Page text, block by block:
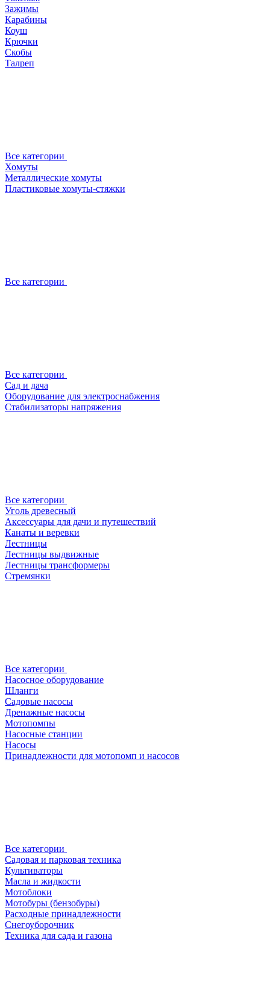
Зажимы
Карабины
Коуш
Крючки
Скобы
Талреп
Все категории
Хомуты
Металлические хомуты
Пластиковые хомуты-стяжки
Все категории
Все категории
Сад и дача
Оборудование для электроснабжения
Стабилизаторы напряжения
Все категории
Уголь древесный
Аксессуары для дачи и путешествий
Канаты и веревки
Лестницы
Лестницы выдвижные
Лестницы трансформеры
Стремянки
Все категории
Насосное оборудование
Шланги
Садовые насосы
Дренажные насосы
Мотопомпы
Насосные станции
Насосы
Принадлежности для мотопомп и насосов
Все категории
Садовая и парковая техника
Культиваторы
Масла и жидкости
Мотоблоки
Мотобуры (бензобуры)
Расходные принадлежности
Снегоуборочник
Техника для сада и газона